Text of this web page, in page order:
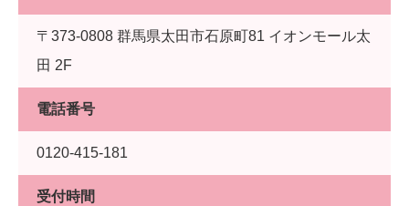
〒373-0808 群馬県太田市石原町81 イオンモール太
田 2F
電話番号
0120-415-181
受付時間